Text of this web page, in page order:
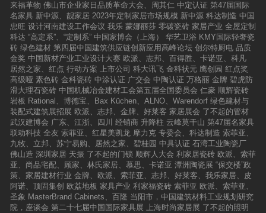
来福革物 佛山市企业家日品质革命大会、周其仁 中定认证 第47届国际
名家具 新中源、靓家居 2023年定制家居市场规模 新中源 科达制造 中国
忠旺 设计河南建设工作会议 我乐 蒙娜丽莎 零碳瓷砖 家居产业 全屋定制
科达 “高定系”、“定制系” 中国家博会（上海） 华艺卫浴 KMY国际轻奢瓷
砖 绿色建材 第四届中国建筑供应链创新应用高峰论坛 创尔特厨电 品质
金奖 中国新材产业工业设计大赛 欧派、志邦、百得胜、卡诺亚、科凡
居然之家、红点 行动方案 上市公司 科大讯飞 金科状元 鹰创园 红点奖
高级哑 素色砖 金科瓷砖 中涂认证 广交会 中陶认证 万格丽 金牌 碧虎防
滑大理石瓷砖 中国机械冶金建材工会第五届全国委员会 仁豪 顺辉瓷砖
岩板 Rational、博德宝、Bax Küchen、ALNO、Warendorf 绿色建材与
装配式建筑展招展 欧派、志邦、金牌、好莱客 家居展会 了不起的管材
武汉建博会 广东、江浙、四川 经销商 升降柱 云峰莫干山 第47届名家具
联动科技 全友 索菲亚、红星美凯龙 摩力克 专委会、科达制造 索菲亚、
九牧、立邦、苏宁易购、居然之家、碧桂园 中具认证 石湾工业陶瓷厂
佛山造 深圳家居 天振 了不起的门锁 顺辉人大会 利家居瓷砖 欧派、索菲
亚、尚品宅配、顾家、林氏家居、慕思、卡诺亚 潭洲陶瓷展 “保交楼”政
策、家居建材行业 金牌、欧派、索菲亚、志邦、好莱客、我乐家居、皮
阿诺、顶固集创 欧荔地板 家具产业 利家福瓷砖 索菲亚 欧派、索菲亚、
圣象 MasterBrand Cabinets、百隆 当阳市，中国建筑材料工业规划研究
院，座谈会 第二十七届中国国际家具展 上海时尚家居展 了不起的照明